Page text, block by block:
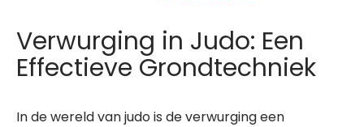
Verwurging in Judo: Een
Effectieve Grondtechniek
In de wereld van judo is de verwurging een